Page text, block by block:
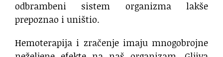
odbrambeni sistem organizma lakše
prepoznao i uništio.
Hemoterapija i zračenje imaju mnogobrojne